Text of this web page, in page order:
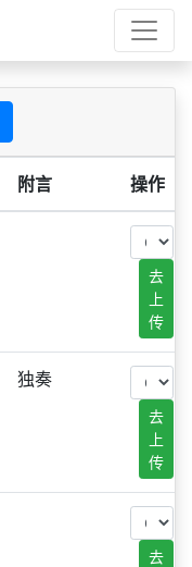
附言 操作
去
上
传
独奏
去
上
传
去